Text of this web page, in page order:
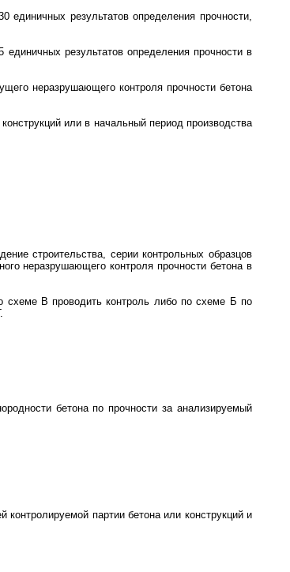
единичных результатов определения прочности,
результатов определения прочности в
неразрушающего контроля прочности бетона
или в начальный период производства
строительства, серии контрольных образцов
неразрушающего контроля прочности бетона в
схеме В проводить контроль либо по схеме Б по
бетона по прочности за анализируемый
партии бетона или конструкций и